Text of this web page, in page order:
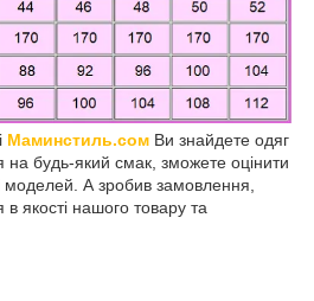
Маминстиль.сом Ви знайдете одяг
на будь-який смак, зможете оцінити
і моделей. А зробив замовлення,
якості нашого товару та